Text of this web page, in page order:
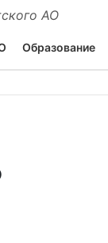
АО
Образование